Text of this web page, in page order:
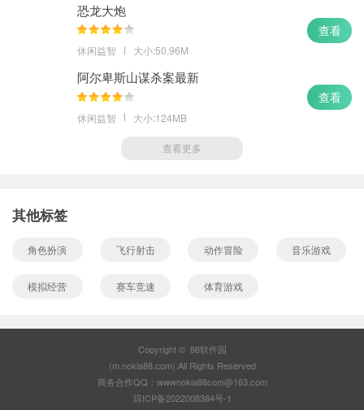
恐龙大炮
休闲益智 大小:50.96M
查看
阿尔卑斯山谋杀案最新
休闲益智 大小:124MB
查看
查看更多
其他标签
角色扮演 飞行射击 动作冒险 音乐游戏
模拟经营 赛车竞速 体育游戏
Copyright © 88软件园
(m.nokia88.com).All Rights Reserved
商务合作QQ：wwwnokia88com@163.com
琼ICP备2022008384号-1